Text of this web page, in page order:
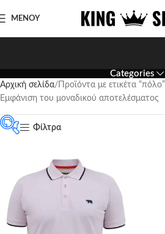
ΜΕΝΟΥ
Categories
Αρχική σελίδα
Προϊόντα με ετικέτα “πόλο”
Εμφάνιση του μοναδικού αποτελέσματος
Featured products
In stock
Φίλτρα